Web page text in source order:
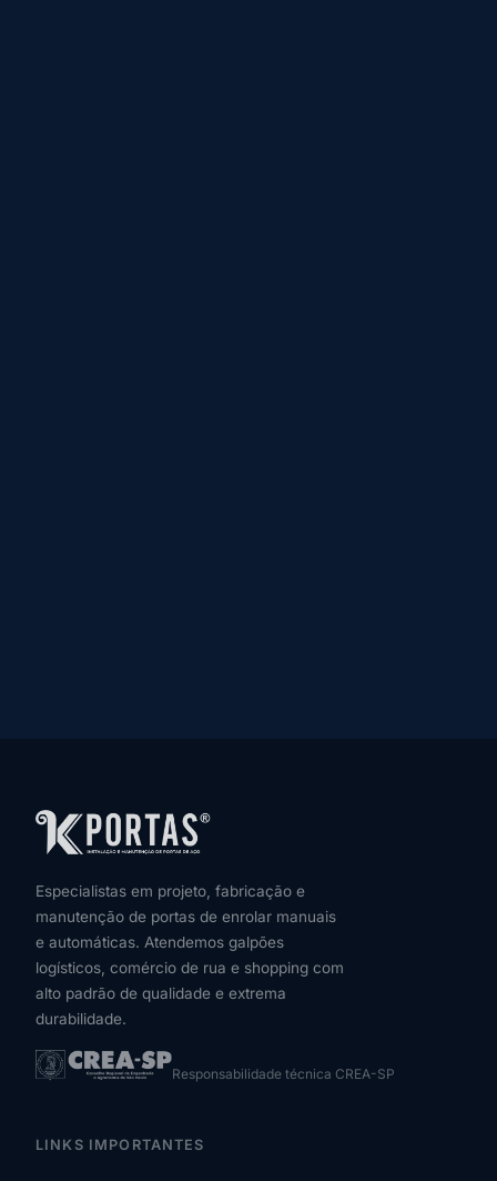
Especialistas em projeto, fabricação e
manutenção de portas de enrolar manuais
e automáticas. Atendemos galpões
logísticos, comércio de rua e shopping com
alto padrão de qualidade e extrema
durabilidade.
Responsabilidade técnica CREA-SP
LINKS IMPORTANTES